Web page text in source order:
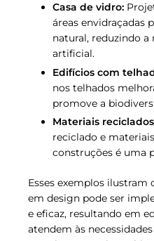
Casa de vidro:
áreas envidraçadas
natural, reduzindo a
artificial.
Edifícios com
nos telhados
promove a
Materiais
reciclado e
construções é uma
Esses exemplos
em design pode ser
e eficaz, resultando em
atendem às